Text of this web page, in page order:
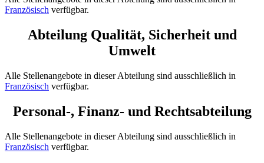
Französisch verfügbar.
Abteilung Qualität, Sicherheit und
Umwelt
Alle Stellenangebote in dieser Abteilung sind ausschließlich in
Französisch verfügbar.
Personal-, Finanz- und Rechtsabteilung
Alle Stellenangebote in dieser Abteilung sind ausschließlich in
Französisch verfügbar.